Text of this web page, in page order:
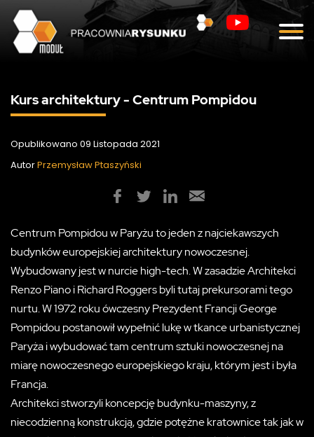
Kontakt
Kurs architektury - Centrum Pompidou
Opublikowano 09 Listopada 2021
AutorPrzemysław Ptaszyński
Centrum Pompidou w Paryżu to jeden z najciekawszych
budynków europejskiej architektury nowoczesnej.
Wybudowany jest w nurcie high-tech. W zasadzie Architekci
Renzo Piano i Richard Roggers byli tutaj prekursorami tego
nurtu. W 1972 roku ówczesny Prezydent Francji George
Pompidou postanowił wypełnić lukę w tkance urbanistycznej
Paryża i wybudować tam centrum sztuki nowoczesnej na
miarę nowoczesnego europejskiego kraju, którym jest i była
Francja.
Architekci stworzyli koncepcję budynku-maszyny, z
niecodzienną konstrukcją, gdzie potężne kratownice tak jak w